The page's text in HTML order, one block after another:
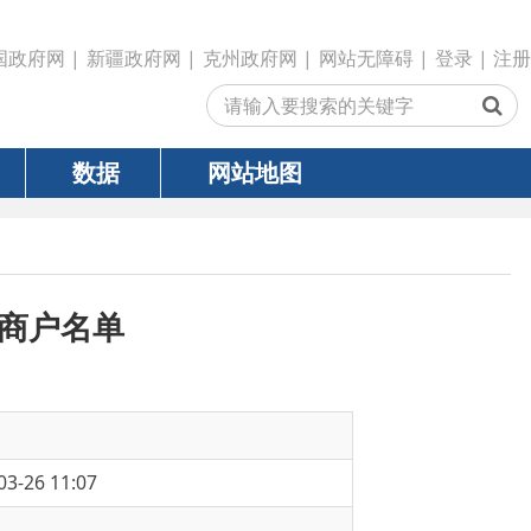
府网| 克州政府网 | 网站无障碍| 登录 | 注册
网站地图